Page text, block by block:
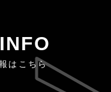
はこちら